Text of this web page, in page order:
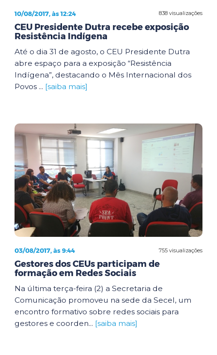
838 visualizações
10/08/2017, às 12:24
CEU Presidente Dutra recebe exposição
Resistência Indígena
Até o dia 31 de agosto, o CEU Presidente Dutra
abre espaço para a exposição “Resistência
Indígena”, destacando o Mês Internacional dos
Povos ... [saiba mais]
755 visualizações
03/08/2017, às 9:44
Gestores dos CEUs participam de
formação em Redes Sociais
Na última terça-feira (2) a Secretaria de
Comunicação promoveu na sede da Secel, um
encontro formativo sobre redes sociais para
gestores e coorden... [saiba mais]